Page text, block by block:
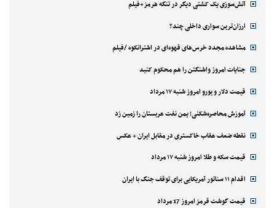
آتش‌سوزی یک کشتی دیگر در تنگه هرمز+فیلم
ارزان‌ترین سواری داخلی چند؟
مشاهده مجدد خرس‌های قهوه‌ای در اشترانکوه /فیلم
جنایات امروز واشنگتن را هم محکوم کنید
قیمت دلار و یورو امروز شنبه ۱۷ مرداد
آموزش محاصره‌شکنی؛ یمن نفت عربستان را زمین زد
نقطه ضعف عقاب خاکستری در مقابل ایران + عکس
قیمت سکه و طلا امروز شنبه ۱۷ مرداد
اقدام ۱۱ سناتور آمریکایی برای توقف جنگ با ایران
قیمت گوشت قرمز امروز 17 مرداد